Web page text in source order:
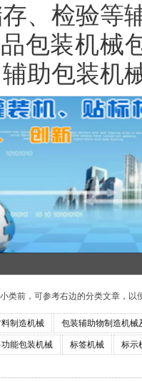
、检验等
包装机械
助包装机
类前，可参考右边的分类文章，
制造机械 包装辅助物制造机械
功能包装机械 标签机械 标示